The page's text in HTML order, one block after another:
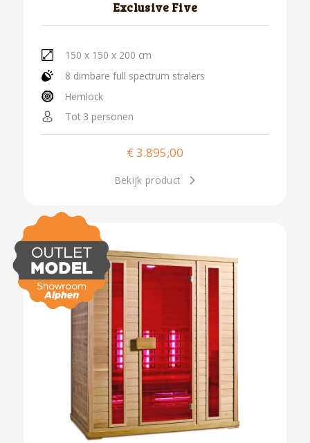
Exclusive Five
150 x 150 x 200 cm
8 dimbare full spectrum stralers
Hemlock
Tot 3 personen
€3.895,00
Bekijk product